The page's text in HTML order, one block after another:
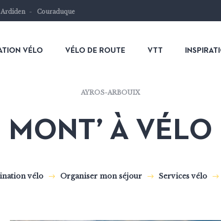
Couraduque
VÉLO VÉLO DE ROUTE VTT
AYROS-ARBOUIX
MONT’ À VÉLO
vélo Organiser mon séjour Services vélo